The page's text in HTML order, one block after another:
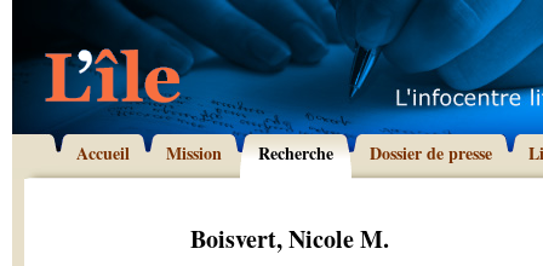
Accueil Mission Recherche Dossier de presse
Boisvert, Nicole M.